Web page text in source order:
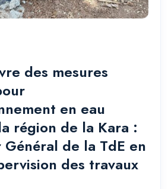
des mesures
en eau
région de la Kara :
de la TdE en
des travaux